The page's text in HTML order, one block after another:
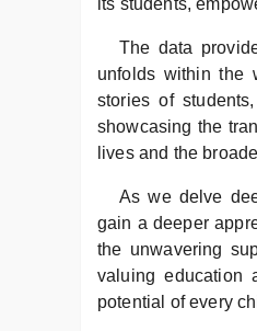
its students,
The data
unfolds within the
stories of
showcasing the
lives and the
As we delve
gain a deeper
the unwavering
valuing education
potential of every